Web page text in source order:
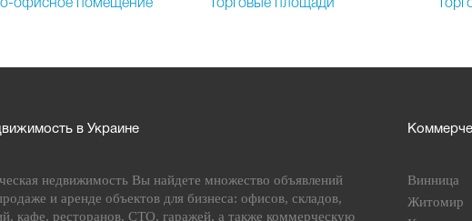
офисное помещение Торговые площади
в Украине
недвижимость Вы найдете множество объявлений
и аренде объектов для бизнеса: офисов, складов,
кафе, ресторанов, СТО, гаражей, а также коммерческую
Винница
Житомир